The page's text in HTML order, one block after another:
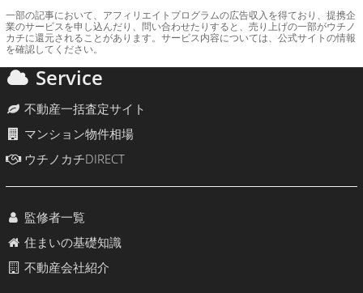
一部の記事において、アフィリエイトプログラムの広告収入を得ており、提携企
業のサービスを申し込んだり、問い合わせたりすると、売り上げの一部がウチノ
カチに還元されることがあります。サービス内容については、公式サイトの情報
を確認してください。
Service
不動産一括査定サイト
マンション物件相場
ウチノカチDIRECT
監修者一覧
住まいの基礎知識
不動産会社紹介